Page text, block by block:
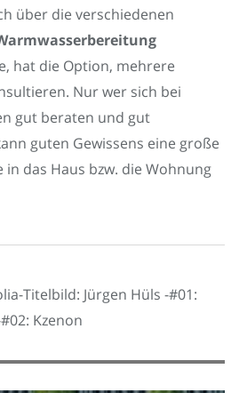
über die verschiedenen
hat die Option, mehrere
Nur wer sich bei
gut beraten und gut
guten Gewissens eine große
in das Haus bzw. die Wohnung
Titelbild: Jürgen Hüls -#01:
Kzenon